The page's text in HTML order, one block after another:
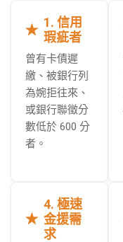
1. 信用
瑕疵者
曾有卡債遲
繳、被銀行列
為婉拒往來、
或銀行聯徵分
數低於 600 分
者。
4. 極速
金援需
求